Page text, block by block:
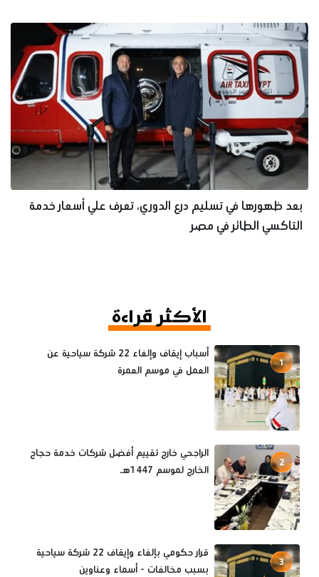
بعد ظهورها في تسليم درع الدوري، تعرف علي أسعار خدمة
التاكسي الطائر في مصر
الأكثر قراءة
1
أسباب إيقاف وإلغاء 22 شركة سياحية عن
العمل في موسم العمرة
2
الراجحي خارج تقييم أفضل شركات خدمة حجاج
الخارج لموسم 1447هـ
3
قرار حكومي بإلغاء وإيقاف 22 شركة سياحية
بسبب مخالفات - أسماء وعناوين